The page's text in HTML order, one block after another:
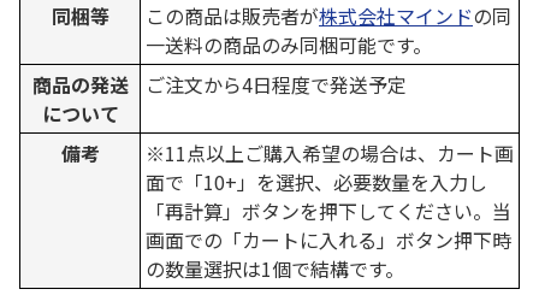
同梱等
この商品は販売者が株式会社マインドの同
一送料の商品のみ同梱可能です。
商品の発送
について
ご注文から4日程度で発送予定
備考
※11点以上ご購入希望の場合は、カート画
面で「10+」を選択、必要数量を入力し
「再計算」ボタンを押下してください。当
画面での「カートに入れる」ボタン押下時
の数量選択は1個で結構です。